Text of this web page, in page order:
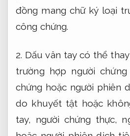
đồng mang chữ ký loại
công chứng.
2. Dấu vân tay có thể
trường hợp người
chứng hoặc người phiên
do khuyết tật hoặc
tay, người chứng thực,